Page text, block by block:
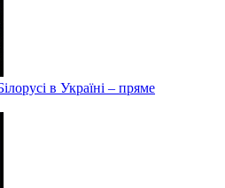
в Україні – пряме